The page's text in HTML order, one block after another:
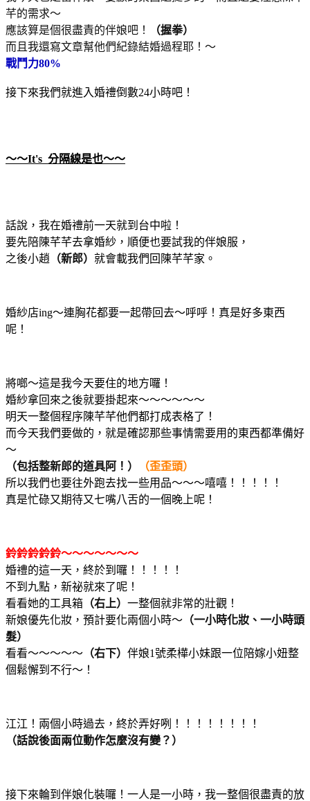
芊的需求～
應該算是個很盡責的伴娘吧！
（握拳）
而且我還寫文章幫他們紀錄結婚過程耶！～
戰鬥力80%
接下來我們就進入婚禮倒數24小時吧！
～～It's 分隔線是也～～
話說，我在婚禮前一天就到台中啦！
要先陪陳芊芊去拿婚紗，順便也要試我的伴娘服，
之後小趙 （新郎） 就會載我們回陳芊芊家。
婚紗店ing～連胸花都要一起帶回去～呼呼！真是好多東西
呢！
將啷～這是我今天要住的地方囉！
婚紗拿回來之後就要掛起來～～～～～～
明天一整個程序陳芊芊他們都打成表格了！
而今天我們要做的，就是確認那些事情需要用的東西都準備好
～
（包括整新郎的道具阿！）
（歪歪頭）
所以我們也要往外跑去找一些用品～～～嘻嘻！！！！！
真是忙碌又期待又七嘴八舌的一個晚上呢！
鈴鈴鈴鈴鈴～～～～～～～
婚禮的這一天，終於到囉！！！！！
不到九點，新祕就來了呢！
看看她的工具箱 （右上） 一整個就非常的壯觀！
新娘優先化妝，預計要化兩個小時～ （一小時化妝、一小時頭
髮）
看看～～～～～ （右下） 伴娘1號柔樺小妹跟一位陪嫁小妞整
個鬆懈到不行～！
江江！兩個小時過去，終於弄好咧！！！！！！！！
（話說後面兩位動作怎麼沒有變？）
接下來輪到伴娘化裝囉！一人是一小時，我一整個很盡責的放